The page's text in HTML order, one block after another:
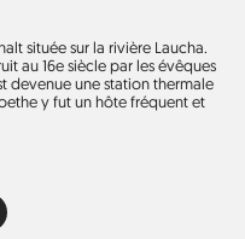
située sur la rivière Laucha.
au 16e siècle par les évêques
devenue une station thermale
y fut un hôte fréquent et